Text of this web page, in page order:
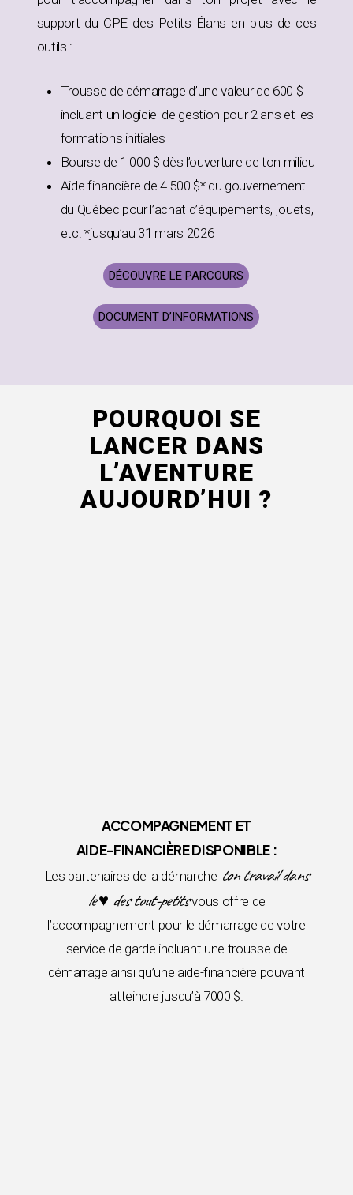
support du CPE des Petits Élans en plus de ces
outils :
Trousse de démarrage d’une valeur de 600 $
incluant un logiciel de gestion pour 2 ans et les
formations initiales
Bourse de 1 000 $ dès l’ouverture de ton milieu
Aide financière de 4 500 $* du gouvernement
du Québec pour l’achat d’équipements, jouets,
etc. *jusqu’au 31 mars 2026
DÉCOUVRE LE PARCOURS
DOCUMENT D’INFORMATIONS
POURQUOI SE
LANCER DANS
L’AVENTURE
AUJOURD’HUI ?
ACCOMPAGNEMENT ET
AIDE-FINANCIÈRE DISPONIBLE :
Les partenaires de la démarche ton travail dans
le ♥ des tout-petitsvous offre de
l’accompagnement pour le démarrage de votre
service de garde incluant une trousse de
démarrage ainsi qu’une aide-financière pouvant
atteindre jusqu’à 7000 $.